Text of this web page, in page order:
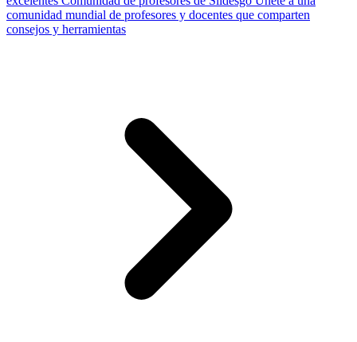
comunidad mundial de profesores y docentes que comparten
consejos y herramientas